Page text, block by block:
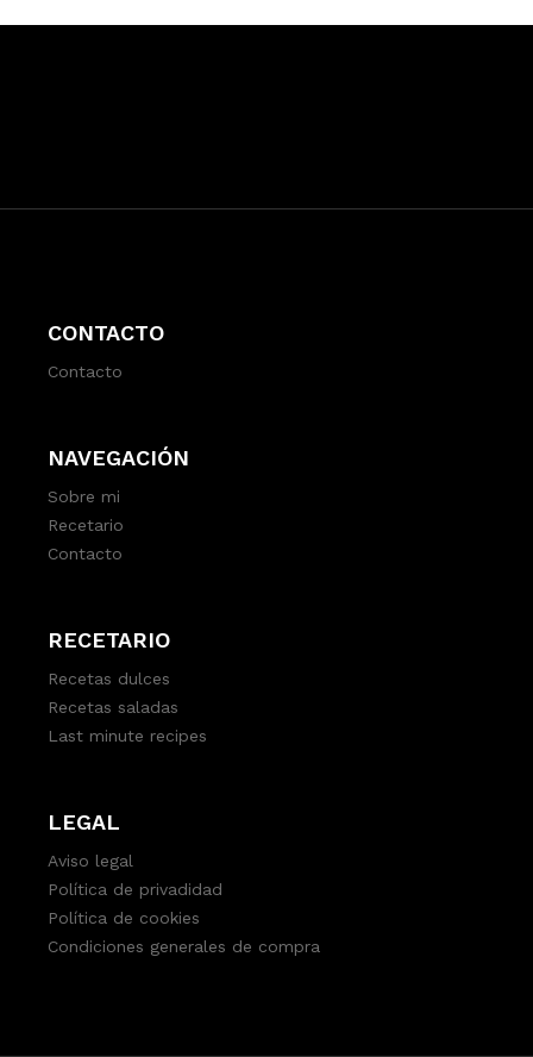
CONTACTO
Contacto
NAVEGACIÓN
Sobre mi
Recetario
Contacto
RECETARIO
Recetas dulces
Recetas saladas
Last minute recipes
LEGAL
Aviso legal
Política de privadidad
Política de cookies
Condiciones generales de compra